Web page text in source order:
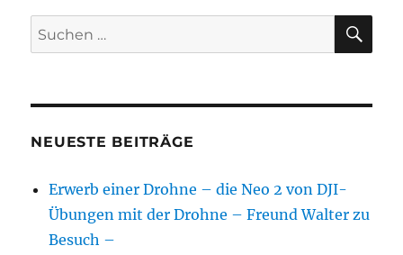
Suchen
nach:
NEUESTE BEITRÄGE
Erwerb einer Drohne – die Neo 2 von DJI-
Übungen mit der Drohne – Freund Walter zu
Besuch –